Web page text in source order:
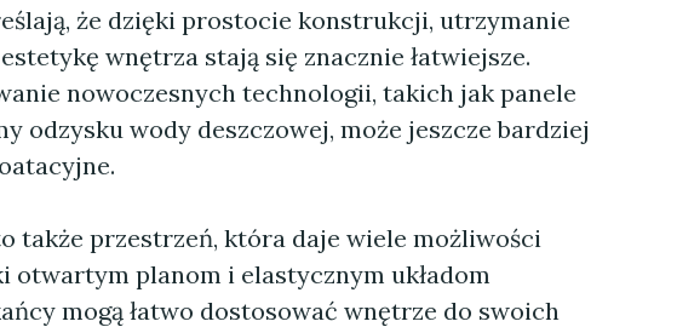
że dzięki prostocie konstrukcji, utrzymanie
wnętrza stają się znacznie łatwiejsze.
nowoczesnych technologii, takich jak panele
odzysku wody deszczowej, może jeszcze bardziej
także przestrzeń, która daje wiele możliwości
otwartym planom i elastycznym układom
mogą łatwo dostosować wnętrze do swoich